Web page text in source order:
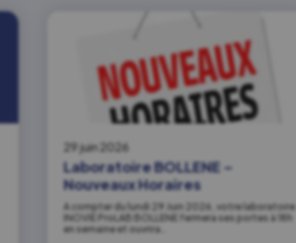
29 juin 2026
Laboratoire BOLLENE –
Nouveaux Horaires
A compter du lundi 29 Juin 2026, votre laboratoire
INOVIE ProLAB BOLLENE fermera ses portes à 18h
en semaine et ouvrira…